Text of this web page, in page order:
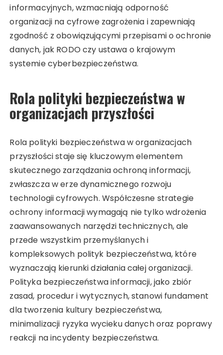
informacyjnych, wzmacniają odporność
organizacji na cyfrowe zagrożenia i zapewniają
zgodność z obowiązującymi przepisami o ochronie
danych, jak RODO czy ustawa o krajowym
systemie cyberbezpieczeństwa.
Rola polityki bezpieczeństwa w
organizacjach przyszłości
Rola polityki bezpieczeństwa w organizacjach
przyszłości staje się kluczowym elementem
skutecznego zarządzania ochroną informacji,
zwłaszcza w erze dynamicznego rozwoju
technologii cyfrowych. Współczesne strategie
ochrony informacji wymagają nie tylko wdrożenia
zaawansowanych narzędzi technicznych, ale
przede wszystkim przemyślanych i
kompleksowych polityk bezpieczeństwa, które
wyznaczają kierunki działania całej organizacji.
Polityka bezpieczeństwa informacji, jako zbiór
zasad, procedur i wytycznych, stanowi fundament
dla tworzenia kultury bezpieczeństwa,
minimalizacji ryzyka wycieku danych oraz poprawy
reakcji na incydenty bezpieczeństwa.